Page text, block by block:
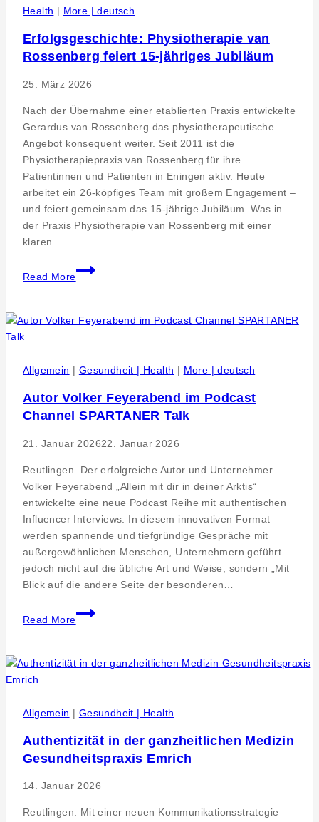
Health | More | deutsch
Erfolgsgeschichte: Physiotherapie van
Rossenberg feiert 15-jähriges Jubiläum
25. März 2026
Nach der Übernahme einer etablierten Praxis entwickelte
Gerardus van Rossenberg das physiotherapeutische
Angebot konsequent weiter. Seit 2011 ist die
Physiotherapiepraxis van Rossenberg für ihre
Patientinnen und Patienten in Eningen aktiv. Heute
arbeitet ein 26-köpfiges Team mit großem Engagement –
und feiert gemeinsam das 15-jährige Jubiläum. Was in
der Praxis Physiotherapie van Rossenberg mit einer
klaren…
Read More
Erfolgsgeschichte:
Physiotherapie
Rossenberg
jähriges
Allgemein | Gesundheit | Health | More | deutsch
Autor Volker Feyerabend im Podcast
Channel SPARTANER Talk
21. Januar 202622. Januar 2026
Reutlingen. Der erfolgreiche Autor und Unternehmer
Volker Feyerabend „Allein mit dir in deiner Arktis“
entwickelte eine neue Podcast Reihe mit authentischen
Influencer Interviews. In diesem innovativen Format
werden spannende und tiefgründige Gespräche mit
außergewöhnlichen Menschen, Unternehmern geführt –
jedoch nicht auf die übliche Art und Weise, sondern „Mit
Blick auf die andere Seite der besonderen…
Read More
Autor
Volker
im
SPARTANER
Allgemein | Gesundheit | Health
Authentizität in der ganzheitlichen Medizin
Gesundheitspraxis Emrich
14. Januar 2026
Reutlingen. Mit einer neuen Kommunikationsstrategie